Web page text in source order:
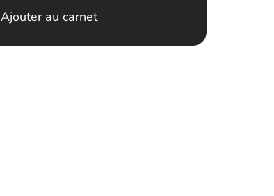
Ajouter au carnet